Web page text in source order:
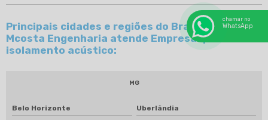
Principais cidades e regiões do Brasil onde a
Mcosta Engenharia atende Empresa que faz
isolamento acústico:
MG
Belo Horizonte Uberlândia
chamar no
WhatsApp